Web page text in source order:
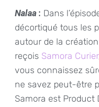
Nalaa : Dans
décortiqué tous les
autour de la
reçois Samora Curier
vous connaissez
ne savez peut-être
Samora est Product